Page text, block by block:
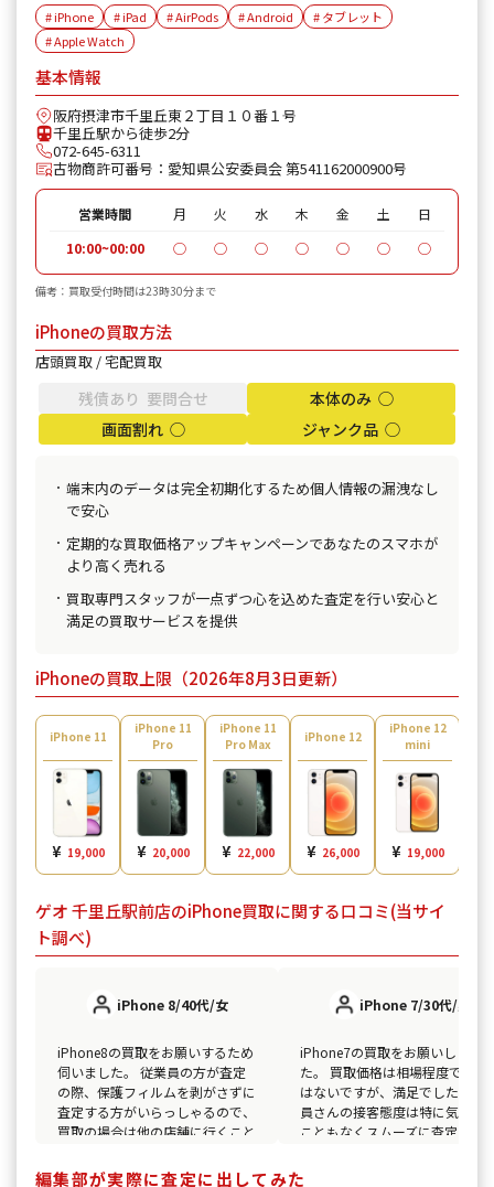
# iPhone # iPad # AirPods # Android
# タブレット
# Apple Watch
基本情報
阪府摂津市千里丘東２丁目１０番１号
千里丘駅から徒歩2分
072-645-6311
古物商許可番号：愛知県公安委員会 第541162000900号
営業時間 月 火 水 木 金 土
日
10:00~00:00
◯ ◯ ◯ ◯ ◯ ◯ ◯
備考：買取受付時間は23時30分まで
iPhoneの買取方法
店頭買取 / 宅配買取
残債あり 要問合せ
本体のみ ◯
画面割れ ◯
ジャンク品 ◯
端末内のデータは完全初期化するため個人情報の漏洩なし
で安心
定期的な買取価格アップキャンペーンであなたのスマホが
より高く売れる
買取専門スタッフが一点ずつ心を込めた査定を行い安心と
満足の買取サービスを提供
iPhoneの買取上限（2026年8月3日更新）
iPhone 11
¥ 19,000
iPhone 11
Pro
¥ 20,000
iPhone 11
Pro Max
¥ 22,000
iPhone 12
¥ 26,000
iPhone 12
mini
¥ 19,000
ゲオ 千里丘駅前店のiPhone買取に関する口コミ(当サイ
ト調べ)
iPhone 8/40代/女
iPhone8の買取をお願いするため
伺いました。 従業員の方が査定
の際、保護フィルムを剥がさずに
査定する方がいらっしゃるので、
買取の場合は他の店舗に行くこと
高圧的で不快な気持ちになりまし
iPhone 7/30代/男
iPhone7の買取をお願いしまし
た。 買取価格は相場程度で高く
はないですが、満足でした。 店
員さんの接客態度は特に気にな
こともなくスムーズに査定買取
編集部が実際に査定に出してみた